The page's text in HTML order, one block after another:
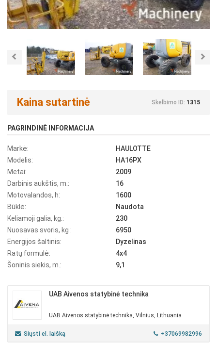
Previous
Kaina sutartinė Skelbimo ID: 1315
PAGRINDINĖ INFORMACIJA
Markė:
HAULOTTE
Modelis:
HA16PX
Metai:
2009
Darbinis aukštis, m.:
16
Motovalandos, h:
1600
Būklė:
Naudota
Keliamoji galia, kg.:
230
Nuosavas svoris, kg :
6950
Energijos šaltinis:
Dyzelinas
Ratų formulė:
4x4
Šoninis siekis, m.:
9,1
UAB Aivenos statybinė technika
UAB Aivenos statybinė technika, Vilnius, Lithuania
Siųsti el. laišką +37069982996